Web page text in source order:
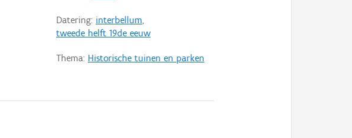
Datering: interbellum,
tweede helft 19de eeuw
Thema: Historische tuinen en parken